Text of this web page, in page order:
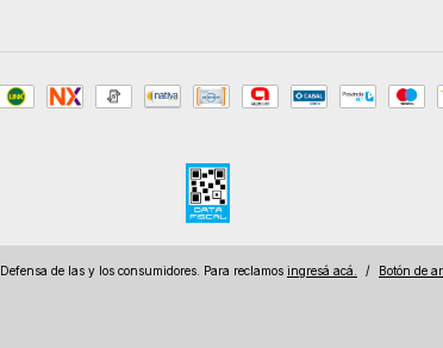
Defensa de las y los consumidores. Para reclamos ingresá acá. / Botón de